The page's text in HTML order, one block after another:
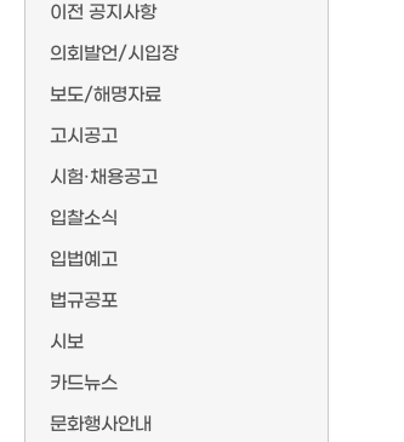
이전 공지사항
의회발언/시입장
보도/해명자료
고시공고
시험·채용공고
입찰소식
입법예고
법규공포
시보
카드뉴스
문화행사안내